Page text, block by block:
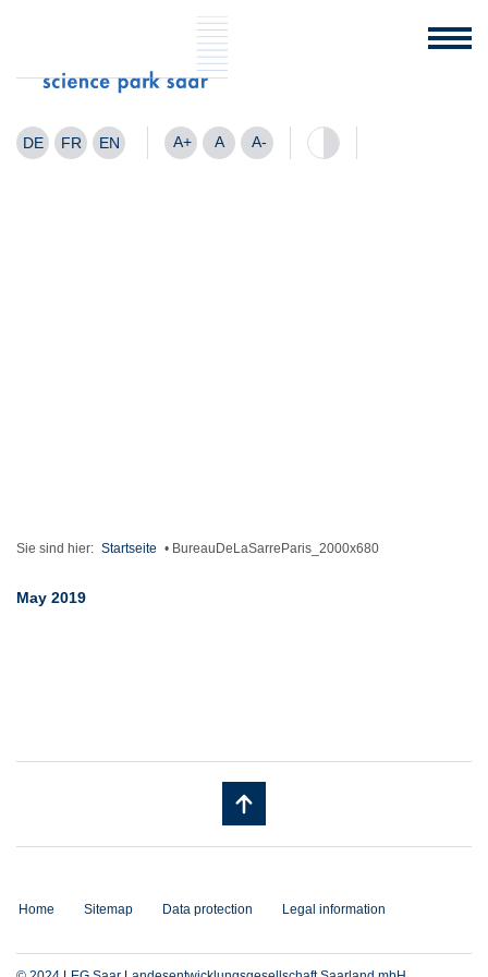
DE FR EN A+ A A-
Sie sind hier: Startseite • BureauDeLaSarreParis_2000x680
May 2019
Home Sitemap Data protection Legal information